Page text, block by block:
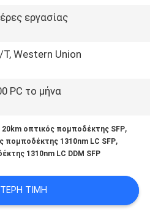
εργασίας
T, Western Union
PC το μήνα
20km οπτικός πομποδέκτης SFP,
πομποδέκτης 1310nm LC SFP,
1310nm LC DDM SFP
ΤΙΜΉ